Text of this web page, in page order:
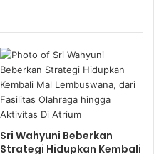
Sri Wahyuni Beberkan
Strategi Hidupkan Kembali